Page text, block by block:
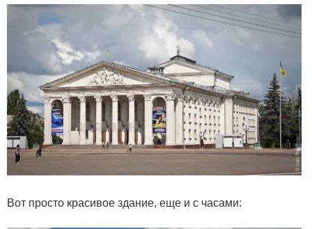
Вот просто красивое здание, еще и с часами: